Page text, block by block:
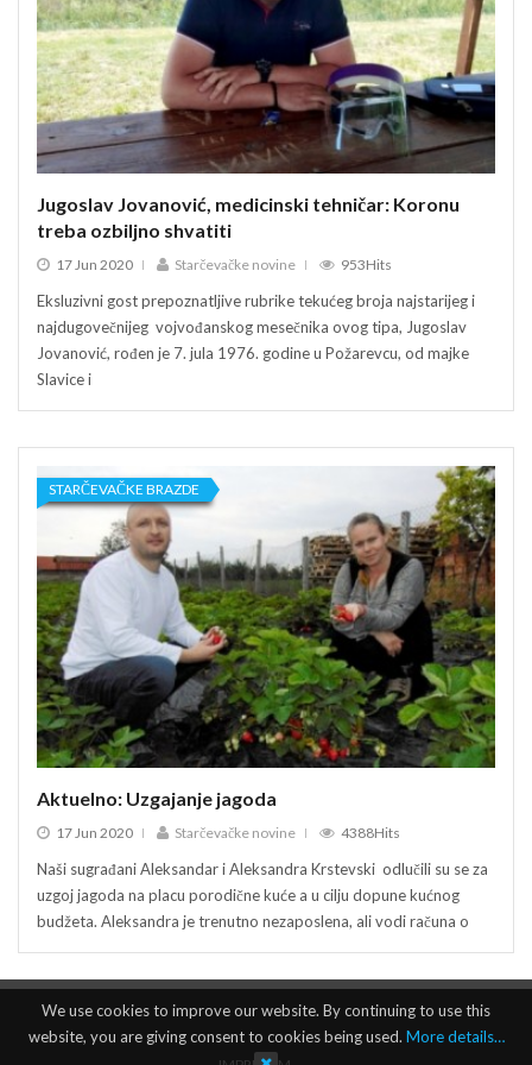
Jugoslav Jovanović, medicinski tehničar: Koronu
treba ozbiljno shvatiti
17 Jun 2020 Starčevačke novine 953Hits
Eksluzivni gost prepoznatljive rubrike tekućeg broja najstarijeg i
najdugovečnijeg vojvođanskog mesečnika ovog tipa, Jugoslav
Jovanović, rođen je 7. jula 1976. godine u Požarevcu, od majke
Slavice i
STARČEVAČKE BRAZDE
Aktuelno: Uzgajanje jagoda
17 Jun 2020 Starčevačke novine 4388Hits
Naši sugrađani Aleksandar i Aleksandra Krstevski odlučili su se za
uzgoj jagoda na placu porodične kuće a u cilju dopune kućnog
budžeta. Aleksandra je trenutno nezaposlena, ali vodi računa o
We use cookies to improve our website. By continuing to use this
website, you are giving consent to cookies being used. More details…